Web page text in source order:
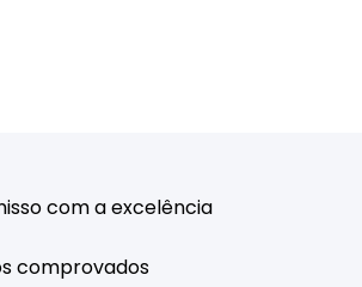
com a excelência
comprovados